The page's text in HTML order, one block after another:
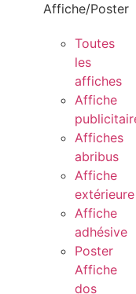
Affiche/Poster
Toutes
les
affiches
Affiche
Affiches
abribus
Affiche
extérieure
Affiche
adhésive
Poster
Affiche
dos